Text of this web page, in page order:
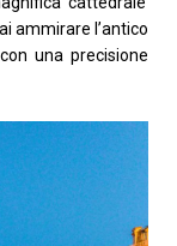
ammirare l’antico
una precisione